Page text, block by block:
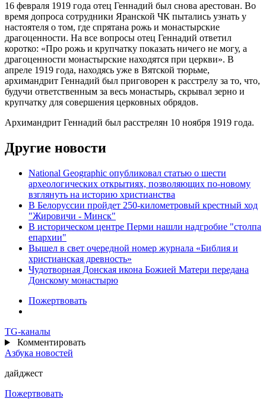
16 февраля 1919 года отец Геннадий был снова арестован. Во
время допроса сотрудники Яранской ЧК пытались узнать у
настоятеля о том, где спрятана рожь и монастырские
драгоценности. На все вопросы отец Геннадий ответил
коротко: «Про рожь и крупчатку показать ничего не могу, а
драгоценности монастырские находятся при церкви». В
апреле 1919 года, находясь уже в Вятской тюрьме,
архимандрит Геннадий был приговорен к расстрелу за то, что,
будучи ответственным за весь монастырь, скрывал зерно и
крупчатку для совершения церковных обрядов.
Архимандрит Геннадий был расстрелян 10 ноября 1919 года.
Другие новости
National Geographic опубликовал статью о шести
археологических открытиях, позволяющих по-новому
взглянуть на историю христианства
В Белоруссии пройдет 250-километровый крестный ход
"Жировичи - Минск"
В историческом центре Перми нашли надгробие "столпа
епархии"
Вышел в свет очередной номер журнала «Библия и
христианская древность»
Чудотворная Донская икона Божией Матери передана
Донскому монастырю
Пожертвовать
TG-каналы
Комментировать
Азбука новостей
дайджест
Пожертвовать